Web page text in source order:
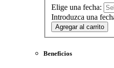
Elige una fecha:
Introduzca una
Agregar al carrito
Beneficios